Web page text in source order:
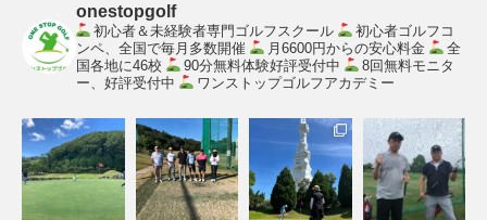
onestopgolf
初心者＆未経験者専門ゴルフスクール
初心者ゴルフコ
ンペ、全国で毎月多数開催
月6600円からの安心料金
全
国各地に46校
90分無料体験好評受付中
8回無料モニタ
ー、好評受付中
ワンストップゴルフアカデミー